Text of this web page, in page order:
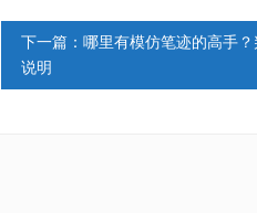
下一篇：哪里有模仿笔迹的高手
说明